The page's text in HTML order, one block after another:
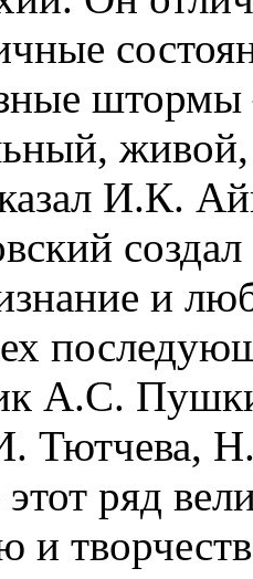
штормы
И.К.
и
А.С.
Тютчева,
этот ряд
и